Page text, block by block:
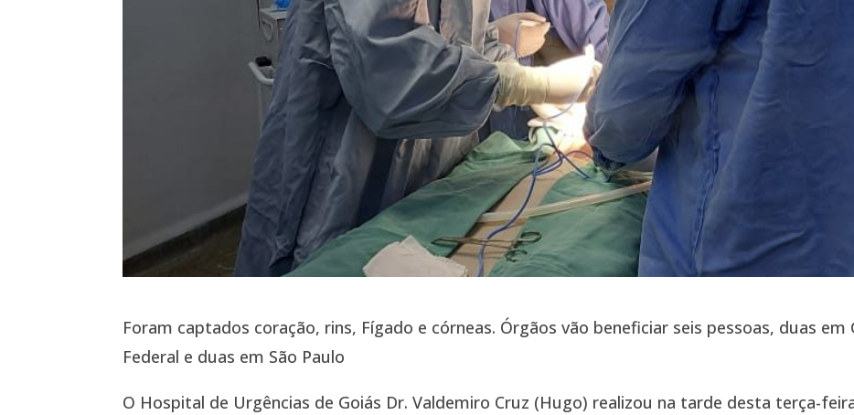
Foram captados coração, rins, Fígado e córneas. Órgãos vão beneficiar seis pessoas, duas
Federal e duas em São Paulo
O Hospital de Urgências de Goiás Dr. Valdemiro Cruz (Hugo) realizou na tarde desta terça-